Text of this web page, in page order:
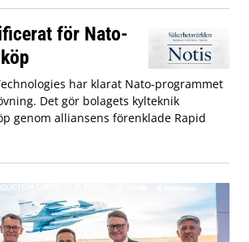
för Nato-
har klarat Nato-programmet
Det gör bolagets kylteknik
genom alliansens förenklade Rapid